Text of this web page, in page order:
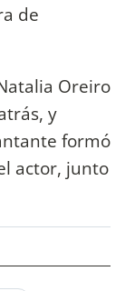
de
Oreiro
y
formó
actor, junto